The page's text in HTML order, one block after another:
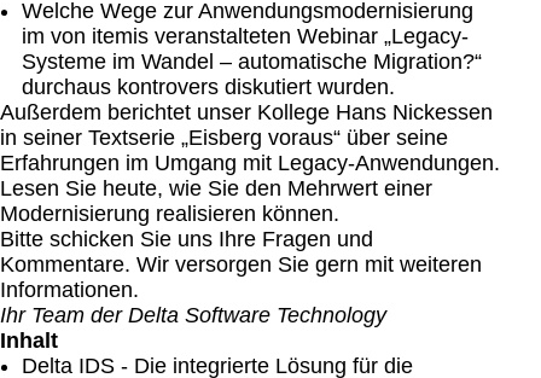
Welche Wege zur Anwendungsmodernisierung
im von itemis veranstalteten Webinar „Legacy-
Systeme im Wandel – automatische Migration?“
durchaus kontrovers diskutiert wurden.
Außerdem berichtet unser Kollege Hans Nickessen
in seiner Textserie „Eisberg voraus“ über seine
Erfahrungen im Umgang mit Legacy-Anwendungen.
Lesen Sie heute, wie Sie den Mehrwert einer
Modernisierung realisieren können.
Bitte schicken Sie uns Ihre Fragen und
Kommentare. Wir versorgen Sie gern mit weiteren
Informationen.
Ihr Team der Delta Software Technology
Inhalt
Delta IDS - Die integrierte Lösung für die